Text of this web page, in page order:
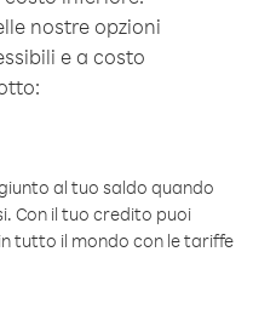
nostre opzioni
e a costo
al tuo saldo quando
Con il tuo credito puoi
tutto il mondo con le tariffe